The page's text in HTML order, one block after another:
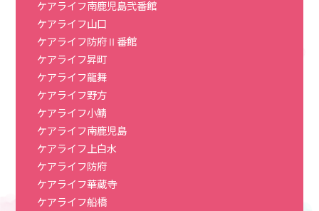
ケアライフ南鹿児島弐番館
ケアライフ山口
ケアライフ防府Ⅱ番館
ケアライフ昇町
ケアライフ龍舞
ケアライフ野方
ケアライフ小鯖
ケアライフ南鹿児島
ケアライフ上白水
ケアライフ防府
ケアライフ華蔵寺
ケアライフ船橋